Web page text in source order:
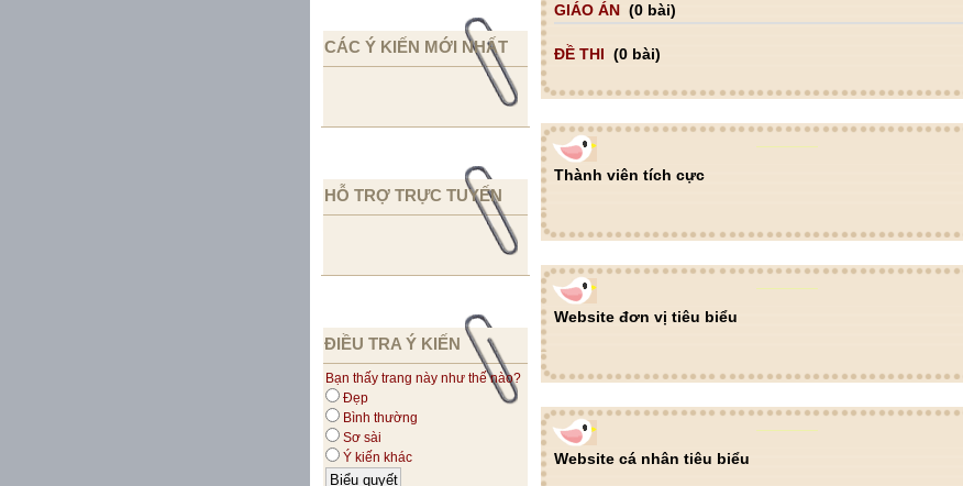
CÁC Ý KIẾN MỚI NHẤT
HỖ TRỢ TRỰC TUYẾN
ĐIỀU TRA Ý KIẾN
Bạn thấy trang này như thế nào?
Đẹp
Bình thường
Sơ sài
Ý kiến khác
GIÁO ÁN (0 bài)
ĐỀ THI (0 bài)
Thành viên tích cực
Website đơn vị tiêu biểu
Website cá nhân tiêu biểu